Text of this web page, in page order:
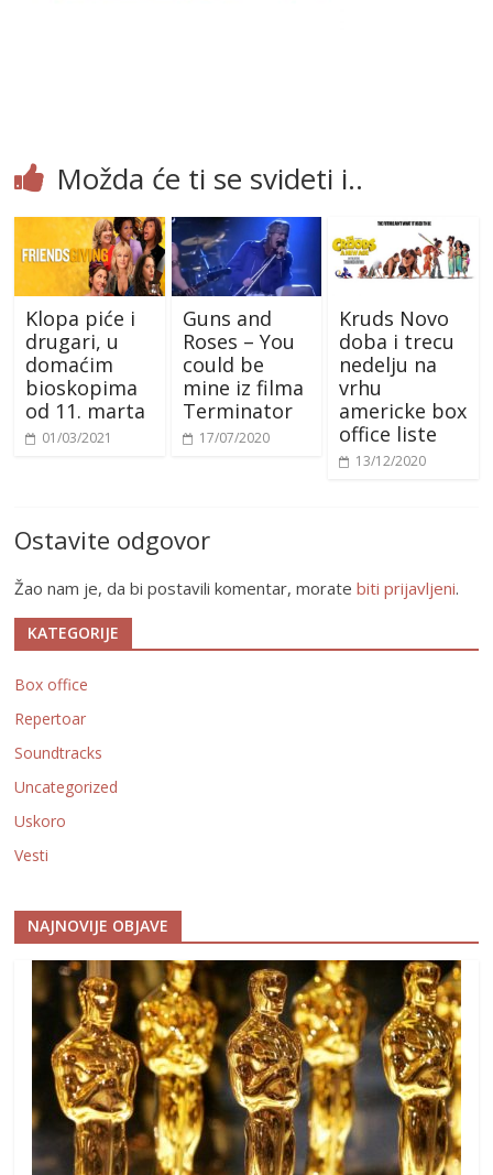
Možda će ti se svideti i..
Klopa piće i
drugari, u
domaćim
bioskopima
od 11. marta
01/03/2021
Guns and
Roses – You
could be
mine iz filma
Terminator
17/07/2020
Kruds Novo
doba i trecu
nedelju na
vrhu
americke box
office liste
13/12/2020
Ostavite odgovor
Žao nam je, da bi postavili komentar, moratebiti prijavljeni.
KATEGORIJE
Box office
Repertoar
Soundtracks
Uncategorized
Uskoro
Vesti
NAJNOVIJE OBJAVE